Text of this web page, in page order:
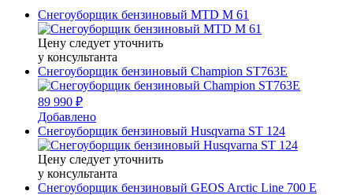
Снегоуборщик бензиновый MTD M 61
Цену следует уточнить
у консультанта
Снегоуборщик бензиновый Champion ST763E
89 990 ₽
Добавлено
Снегоуборщик бензиновый Husqvarna ST 124
Цену следует уточнить
у консультанта
Снегоуборщик бензиновый GEOS Arctic Line 700 E